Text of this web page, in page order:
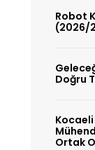
Robot
(2026/
Doğru
Ortak